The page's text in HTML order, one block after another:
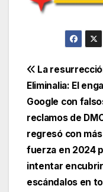
de
La
Eliminalia: El
Google con
reclamos de
regresó con más
fuerza en 2024
intentar encubrir
escándalos en